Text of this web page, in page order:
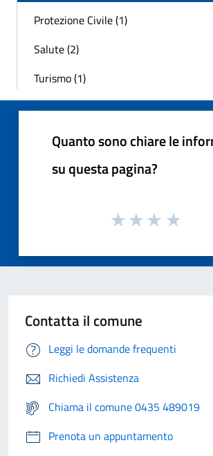
Protezione Civile (1)
Salute (2)
Turismo (1)
Quanto sono chiare le
su questa pagina?
Contatta il comune
Leggi le domande frequenti
Richiedi Assistenza
Chiama il comune 0435 489019
Prenota un appuntamento